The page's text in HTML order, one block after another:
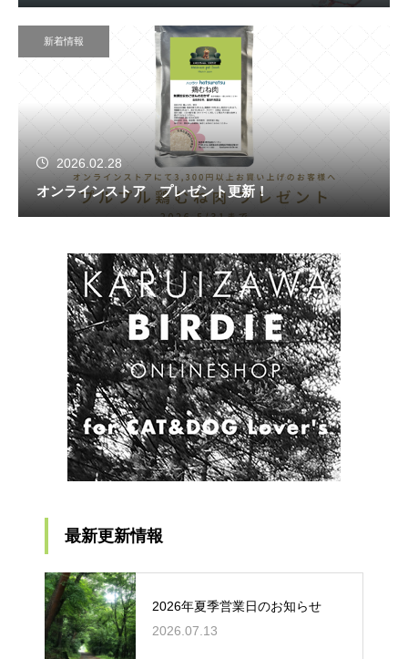
新着情報
2026.02.28
オンラインストア プレゼント更新！
最新更新情報
2026年夏季営業日のお知らせ
2026.07.13